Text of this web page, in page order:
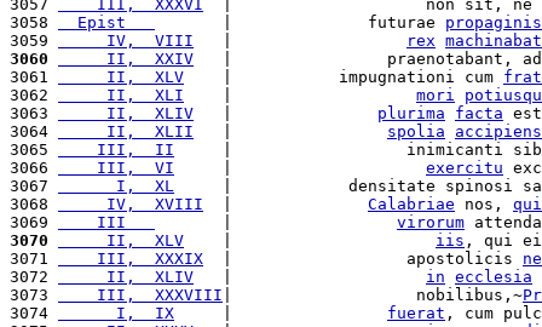
3057
    III,  XXXVI
|                    non sit,
3058
  Epist
       |              futurae
propaginis
3059
     IV,  VIII
rex
3060
     II,  XXIV
|                praenotabant,
3061
     II,  XLV
    |           impugnationi cum
3062
     II,  XLI
mori
3063
     II,  XLIV
plurima facta
3064
     II,  XLII
spolia
accipiens
3065
    III,  II
|                  inimicanti
3066
    III,  VI
exercitu
3067
      I,  XL
|            densitate spinosi
3068
     IV,  XVIII
Calabriae nos,
3069
    III
virorum
3070
     II,  XLV
iis , qui
3071
    III,  XXXIX
  |                  apostolicis
3072
     II,  XLIV
in ecclesia
3073
    III,  XXXVIII
|                   nobilibus,~
3074
      I,  IX
fuerat , cum